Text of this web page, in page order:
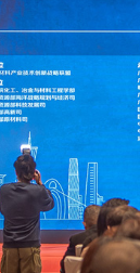
诚
国性